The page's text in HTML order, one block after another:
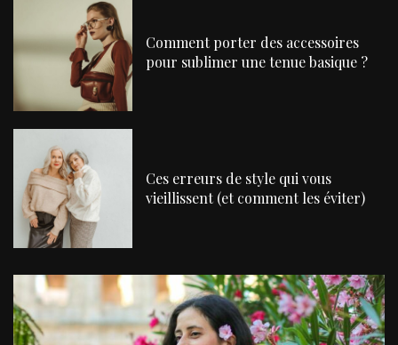
Comment porter des accessoires
pour sublimer une tenue basique ?
Ces erreurs de style qui vous
vieillissent (et comment les éviter)